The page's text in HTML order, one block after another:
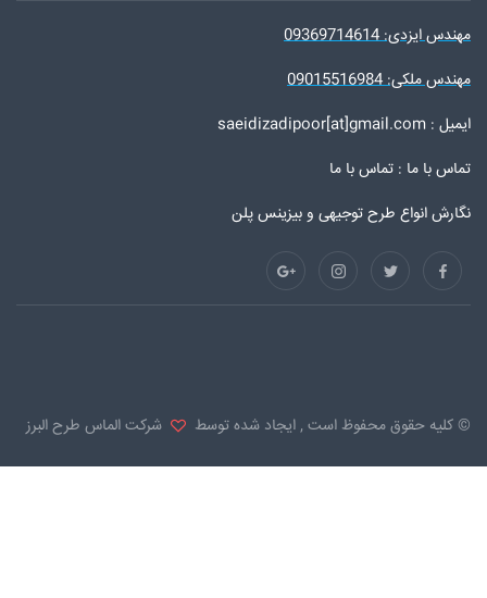
مهندس ایزدی: 09369714614
مهندس ملکی: 09015516984
ایمیل : saeidizadipoor[at]gmail.com
تماس با ما : تماس با ما
نگارش انواع طرح توجیهی و بیزینس پلن
© کلیه حقوق محفوظ است , ایجاد شده توسط شرکت الماس طرح البرز